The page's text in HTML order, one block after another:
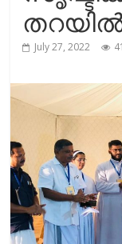
July 27, 2022